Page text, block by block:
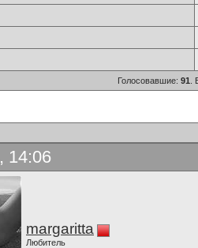
Голосовавшие: 91 .
14:06
margaritta
Любитель